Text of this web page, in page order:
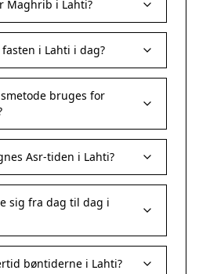
Maghrib i Lahti?
i Lahti i dag?
bruges for
Asr-tiden i Lahti?
sig fra dag til dag i
bøntiderne i Lahti?